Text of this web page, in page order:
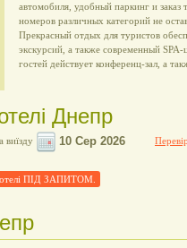
автомобиля, удобный паркинг и
номеров различных категорий не
Прекрасный отдых для туристов
экскурсий, а также современный
гостей действует конференц-зал, а
Днепр
виїзду
ПІД ЗАПИТОМ.